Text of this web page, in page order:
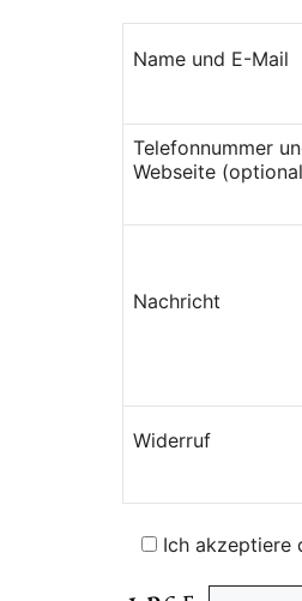
Name und E-Mail
Telefonnummer
Webseite
Nachricht
Widerruf
Ich akzeptiere